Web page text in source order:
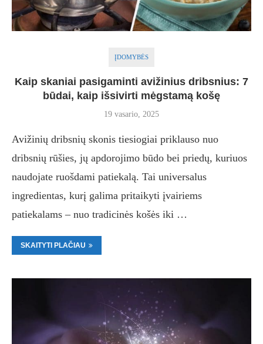
ĮDOMYBĖS
Kaip skaniai pasigaminti avižinius dribsnius: 7
būdai, kaip išsivirti mėgstamą košę
19 vasario, 2025
Avižinių dribsnių skonis tiesiogiai priklauso nuo
dribsnių rūšies, jų apdorojimo būdo bei priedų, kuriuos
naudojate ruošdami patiekalą. Tai universalus
ingredientas, kurį galima pritaikyti įvairiems
patiekalams – nuo tradicinės košės iki …
SKAITYTI PLAČIAU